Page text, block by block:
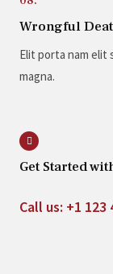
Wrongful
Elit porta nam elit
magna.
Get Started
Call us: +1 123